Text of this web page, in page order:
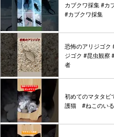
カブクワ採集 #カ
#カブクワ採集
恐怖のアリジゴク
ジゴク #昆虫観察
者
初めてのマタタビ
護猫 #ねこのい